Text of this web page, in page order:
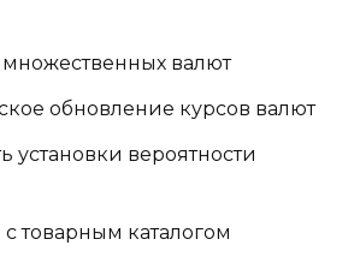
валют
обновление курсов валют
установки вероятности
товарным каталогом